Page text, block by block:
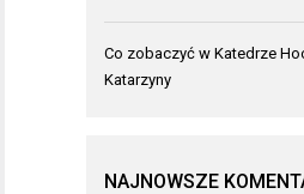
Co zobaczyć w Katedrze
Katarzyny
NAJNOWSZE